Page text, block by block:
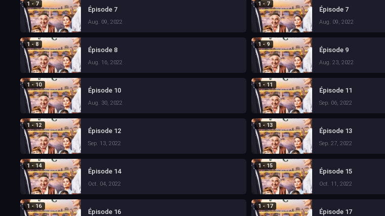
1 - 7
Épisode 7
Aug. 09, 2022
1 - 7
Épisode 7
Aug. 09, 2022
1 - 8
Épisode 8
Aug. 16, 2022
1 - 9
Épisode 9
Aug. 23, 2022
1 - 10
Épisode 10
Aug. 30, 2022
1 - 11
Épisode 11
Sep. 06, 2022
1 - 12
Épisode 12
Sep. 13, 2022
1 - 13
Épisode 13
Sep. 27, 2022
1 - 14
Épisode 14
Oct. 04, 2022
1 - 15
Épisode 15
Oct. 11, 2022
1 - 16
Épisode 16
1 - 17
Épisode 17